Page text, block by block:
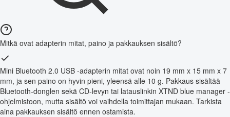
Mitkä ovat adapterin mitat, paino ja pakkauksen sisältö?
Mini Bluetooth 2.0 USB -adapterin mitat ovat noin 19 mm x 15 mm x 7
mm, ja sen paino on hyvin pieni, yleensä alle 10 g. Pakkaus sisältää
Bluetooth-donglen sekä CD-levyn tai latauslinkin XTND blue manager -
ohjelmistoon, mutta sisältö voi vaihdella toimittajan mukaan. Tarkista
aina pakkauksen sisältö ennen ostamista.